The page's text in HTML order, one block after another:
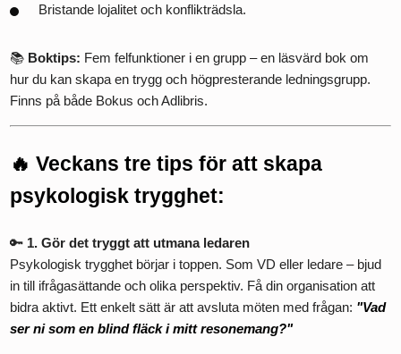
Bristande lojalitet och konflikträdsla.
📚 Boktips: Fem felfunktioner i en grupp – en läsvärd bok om
hur du kan skapa en trygg och högpresterande ledningsgrupp.
Finns på både Bokus och Adlibris.
🔥 Veckans tre tips för att skapa
psykologisk trygghet:
🔑 1. Gör det tryggt att utmana ledaren
Psykologisk trygghet börjar i toppen. Som VD eller ledare – bjud
in till ifrågasättande och olika perspektiv. Få din organisation att
bidra aktivt. Ett enkelt sätt är att avsluta möten med frågan: "Vad
ser ni som en blind fläck i mitt resonemang?"